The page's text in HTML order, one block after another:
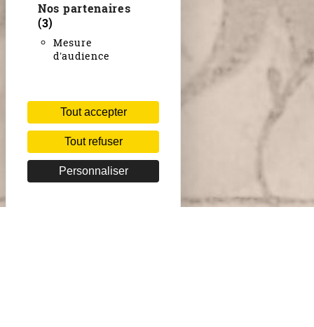
Nos partenaires
(3)
Mesure
d'audience
Tout accepter
Tout refuser
Personnaliser